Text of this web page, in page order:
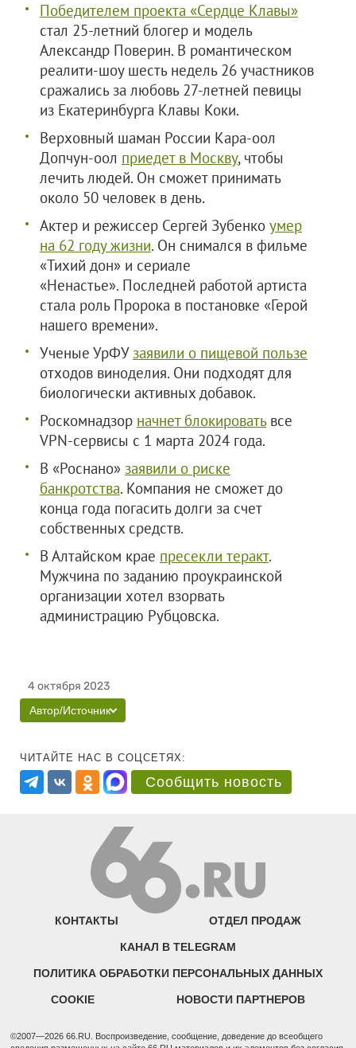
Победителем проекта «Сердце Клавы»
стал 25-летний блогер и модель
Александр Поверин. В романтическом
реалити-шоу шесть недель 26 участников
сражались за любовь 27-летней певицы
из Екатеринбурга Клавы Коки.
Верховный шаман России Кара-оол
Допчун-оол приедет в Москву, чтобы
лечить людей. Он сможет принимать
около 50 человек в день.
Актер и режиссер Сергей Зубенко умер
на 62 году жизни. Он снимался в фильме
«Тихий дон» и сериале
«Ненастье». Последней работой артиста
стала роль Пророка в постановке «Герой
нашего времени».
Ученые УрФУ заявили о пищевой пользе
отходов виноделия. Они подходят для
биологически активных добавок.
Роскомнадзор начнет блокироватьвсе
VPN-сервисы с 1 марта 2024 года.
В «Роснано» заявили о риске
банкротства. Компания не сможет до
конца года погасить долги за счет
собственных средств.
В Алтайском крае пресекли теракт.
Мужчина по заданию проукраинской
организации хотел взорвать
администрацию Рубцовска.
4 октября 2023
Автор/Источник
ЧИТАЙТЕ НАС В СОЦСЕТЯХ:
Сообщить новость
КОНТАКТЫ ОТДЕЛ ПРОДАЖ
КАНАЛ В TELEGRAM
ПОЛИТИКА ОБРАБОТКИ ПЕРСОНАЛЬНЫХ ДАННЫХ
COOKIE НОВОСТИ ПАРТНЕРОВ
©2007—2026 66.RU. Воспроизведение, сообщение, доведение до всеобщего